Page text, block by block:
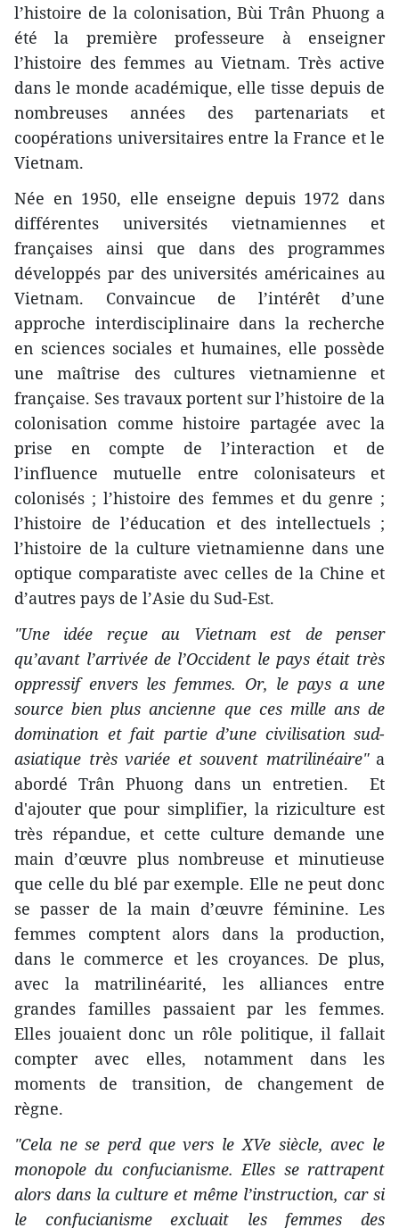
l’histoire de la colonisation, Bùi Trân Phuong a
été la première professeure à enseigner
l’histoire des femmes au Vietnam. Très active
dans le monde académique, elle tisse depuis de
nombreuses années des partenariats et
coopérations universitaires entre la France et le
Vietnam.
Née en 1950, elle enseigne depuis 1972 dans
différentes universités vietnamiennes et
françaises ainsi que dans des programmes
développés par des universités américaines au
Vietnam. Convaincue de l’intérêt d’une
approche interdisciplinaire dans la recherche
en sciences sociales et humaines, elle possède
une maîtrise des cultures vietnamienne et
française. Ses travaux portent sur l’histoire de la
colonisation comme histoire partagée avec la
prise en compte de l’interaction et de
l’influence mutuelle entre colonisateurs et
colonisés ; l’histoire des femmes et du genre ;
l’histoire de l’éducation et des intellectuels ;
l’histoire de la culture vietnamienne dans une
optique comparatiste avec celles de la Chine et
d’autres pays de l’Asie du Sud-Est.
"Une idée reçue au Vietnam est de penser
qu’avant l’arrivée de l’Occident le pays était très
oppressif envers les femmes. Or, le pays a une
source bien plus ancienne que ces mille ans de
domination et fait partie d’une civilisation sud-
asiatique très variée et souvent matrilinéaire"a
abordé Trân Phuong dans un entretien. Et
d'ajouter que pour simplifier, la riziculture est
très répandue, et cette culture demande une
main d’œuvre plus nombreuse et minutieuse
que celle du blé par exemple. Elle ne peut donc
se passer de la main d’œuvre féminine. Les
femmes comptent alors dans la production,
dans le commerce et les croyances. De plus,
avec la matrilinéarité, les alliances entre
grandes familles passaient par les femmes.
Elles jouaient donc un rôle politique, il fallait
compter avec elles, notamment dans les
moments de transition, de changement de
règne.
"Cela ne se perd que vers le XVe siècle, avec le
monopole du confucianisme. Elles se rattrapent
alors dans la culture et même l’instruction, car si
le confucianisme excluait les femmes des